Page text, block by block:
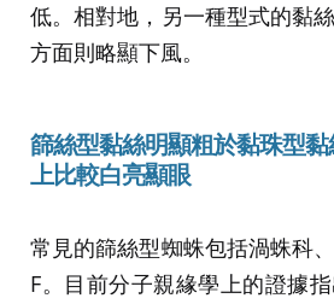
低。相對地，另一種型式的黏
方面則略顯下風。
篩絲型黏絲明顯粗於黏珠型
上比較白亮顯眼
常見的篩絲型蜘蛛包括渦蛛科
F。目前分子親緣學上的證據